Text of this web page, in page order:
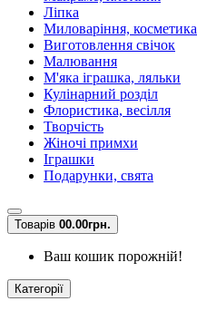
Ліпка
Миловаріння, косметика
Виготовлення свічок
Малювання
М'яка іграшка, ляльки
Кулінарний розділ
Флористика, весілля
Творчість
Жіночі примхи
Іграшки
Подарунки, свята
Товарів 00.00грн.
Ваш кошик порожній!
Категорії